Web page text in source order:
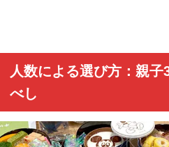
人数による選び方：親
べし